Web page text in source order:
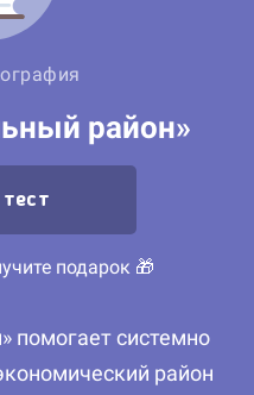
район»
подарок 🎁
помогает системно
район